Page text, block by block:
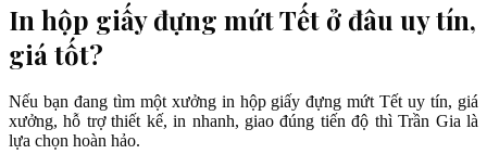
In hộp giấy đựng mứt Tết ở đâu uy tín,
giá tốt?
Nếu bạn đang tìm một xưởng in hộp giấy đựng mứt Tết uy tín, giá
xưởng, hỗ trợ thiết kế, in nhanh, giao đúng tiến độ thì Trần Gia là
lựa chọn hoàn hảo.